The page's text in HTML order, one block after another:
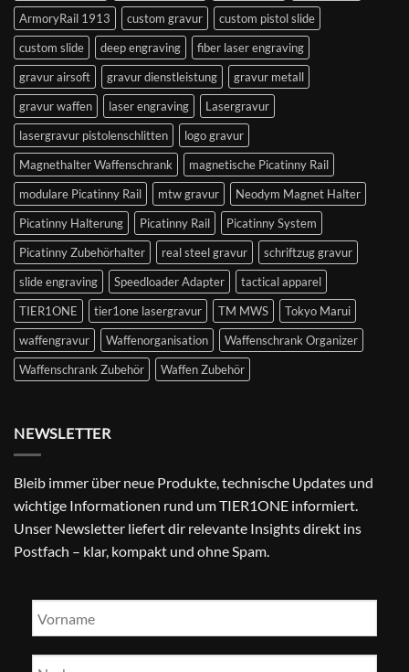
ArmoryRail 1913
custom gravur
custom pistol slide
custom slide
deep engraving
fiber laser engraving
gravur airsoft
gravur dienstleistung
gravur metall
gravur waffen
laser engraving
Lasergravur
lasergravur pistolenschlitten
logo gravur
Magnethalter Waffenschrank
magnetische Picatinny Rail
modulare Picatinny Rail
mtw gravur
Neodym Magnet Halter
Picatinny Halterung
Picatinny Rail
Picatinny System
Picatinny Zubehörhalter
real steel gravur
schriftzug gravur
slide engraving
Speedloader Adapter
tactical apparel
TIER1ONE
tier1one lasergravur TM MWS
Tokyo Marui
waffengravur
Waffenorganisation
Waffenschrank Organizer
Waffenschrank Zubehör
Waffen Zubehör
NEWSLETTER
Bleib immer über neue Produkte, technische Updates und
wichtige Informationen rund um TIER1ONE informiert.
Unser Newsletter liefert dir relevante Insights direkt ins
Postfach – klar, kompakt und ohne Spam.